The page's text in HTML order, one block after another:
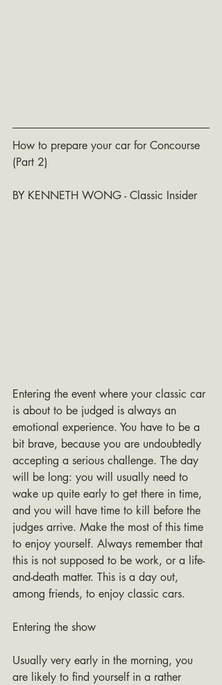
How to prepare your car for Concourse
(Part 2)
BY KENNETH WONG - Classic Insider
Entering the event where your classic car
is about to be judged is always an
emotional experience. You have to be a
bit brave, because you are undoubtedly
accepting a serious challenge. The day
will be long: you will usually need to
wake up quite early to get there in time,
and you will have time to kill before the
judges arrive. Make the most of this time
to enjoy yourself. Always remember that
this is not supposed to be work, or a life-
and-death matter. This is a day out,
among friends, to enjoy classic cars.
Entering the show
Usually very early in the morning, you
are likely to find yourself in a rather